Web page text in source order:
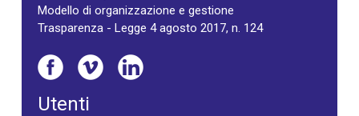
Modello di organizzazione e gestione
Trasparenza - Legge 4 agosto 2017, n. 124
Utenti